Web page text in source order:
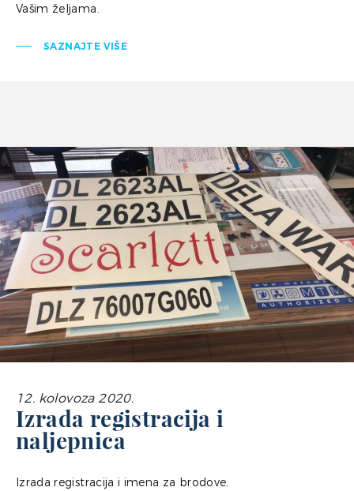
Vašim željama.
SAZNAJTE VIŠE
12. kolovoza 2020.
Izrada registracija i
naljepnica
Izrada registracija i imena za brodove.